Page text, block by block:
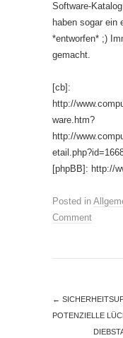
Software-
haben sogar ein
*entworfen* ;)
gemacht.
[cb]:
http://
ware.htm?
http://
[phpBB]: http://
Posted in
Comment
←
POTENZIELLE